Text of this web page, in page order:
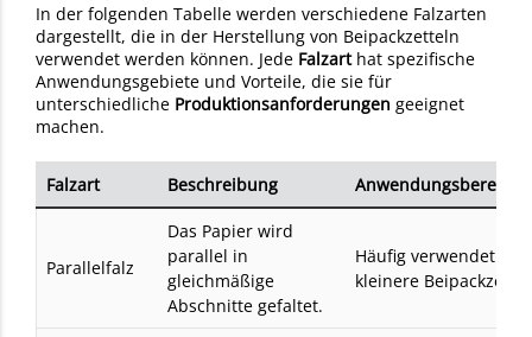
In der folgenden Tabelle werden verschiedene Falzarten
dargestellt, die in der Herstellung von Beipackzetteln
verwendet werden können. Jede Falzart hat spezifische
Anwendungsgebiete und Vorteile, die sie für
unterschiedliche Produktionsanforderungen geeignet
machen.
Falzart Beschreibung Anwendungsbereich
Parallelfalz
Das Papier wird
parallel in
gleichmäßige
Abschnitte gefaltet.
Häufig verwendet für
kleinere Beipackzettel